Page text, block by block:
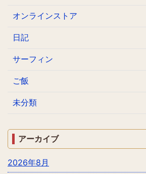
オンラインストア
日記
サーフィン
ご飯
未分類
アーカイブ
2026年8月